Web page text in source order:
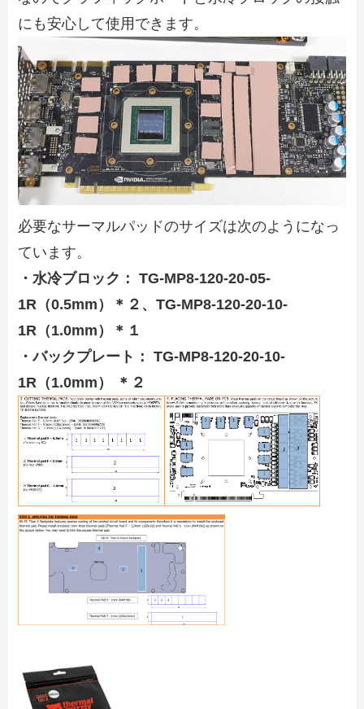
にも安心して使用できます。
必要なサーマルパッドのサイズは次のようになっ
ています。
・水冷ブロック： TG-MP8-120-20-05-
1R（0.5mm）＊２、TG-MP8-120-20-10-
1R（1.0mm）＊１
・バックプレート： TG-MP8-120-20-10-
1R（1.0mm） ＊２